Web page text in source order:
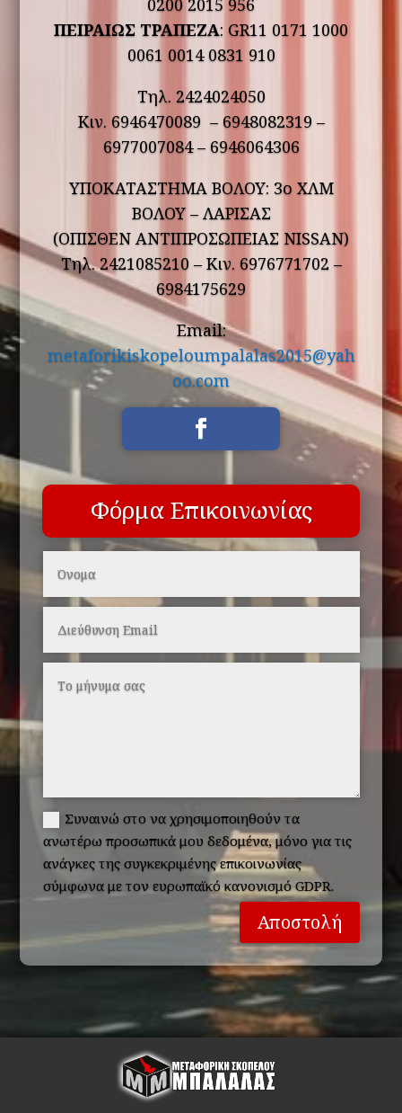
0200 2015 956
ΠΕΙΡΑΙΩΣ ΤΡΑΠΕΖΑ: GR11 0171 1000
0061 0014 0831 910
Τηλ. 2424024050
Κιν. 6946470089 – 6948082319 –
6977007084 – 6946064306
ΥΠΟΚΑΤΑΣΤΗΜΑ ΒΟΛΟΥ: 3ο ΧΛΜ
ΒΟΛΟΥ – ΛΑΡΙΣΑΣ
(ΟΠΙΣΘΕΝ ΑΝΤΙΠΡΟΣΩΠΕΙΑΣ NISSAN)
Τηλ. 2421085210 – Κιν. 6976771702 –
6984175629
Email:
metaforikiskopeloumpalalas2015@yah
oo.com
Φόρμα Επικοινωνίας
Συναινώ στο να χρησιμοποιηθούν τα
ανωτέρω προσωπικά μου δεδομένα, μόνο για τις
ανάγκες της συγκεκριμένης επικοινωνίας
σύμφωνα με τον ευρωπαϊκό κανονισμό GDPR.
Αποστολή